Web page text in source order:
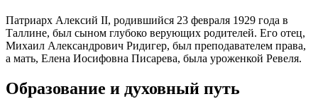
Патриарх Алексий II, родившийся 23 февраля 1929 года в
Таллине, был сыном глубоко верующих родителей. Его отец,
Михаил Александрович Ридигер, был преподавателем права,
а мать, Елена Иосифовна Писарева, была уроженкой Ревеля.
Образование и духовный путь